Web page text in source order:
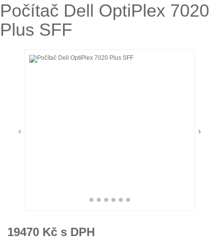
Počítač Dell OptiPlex 7020
Plus SFF
19470 Kč s DPH